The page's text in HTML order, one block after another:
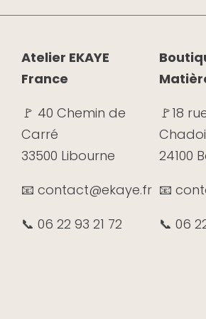
Atelier EKAYE
France
🚩 40 Chemin de
Carré
33500 Libourne
📧 contact@ekaye.fr
📞 06 22 93 21 72
🚩18
24100
📧
📞 06